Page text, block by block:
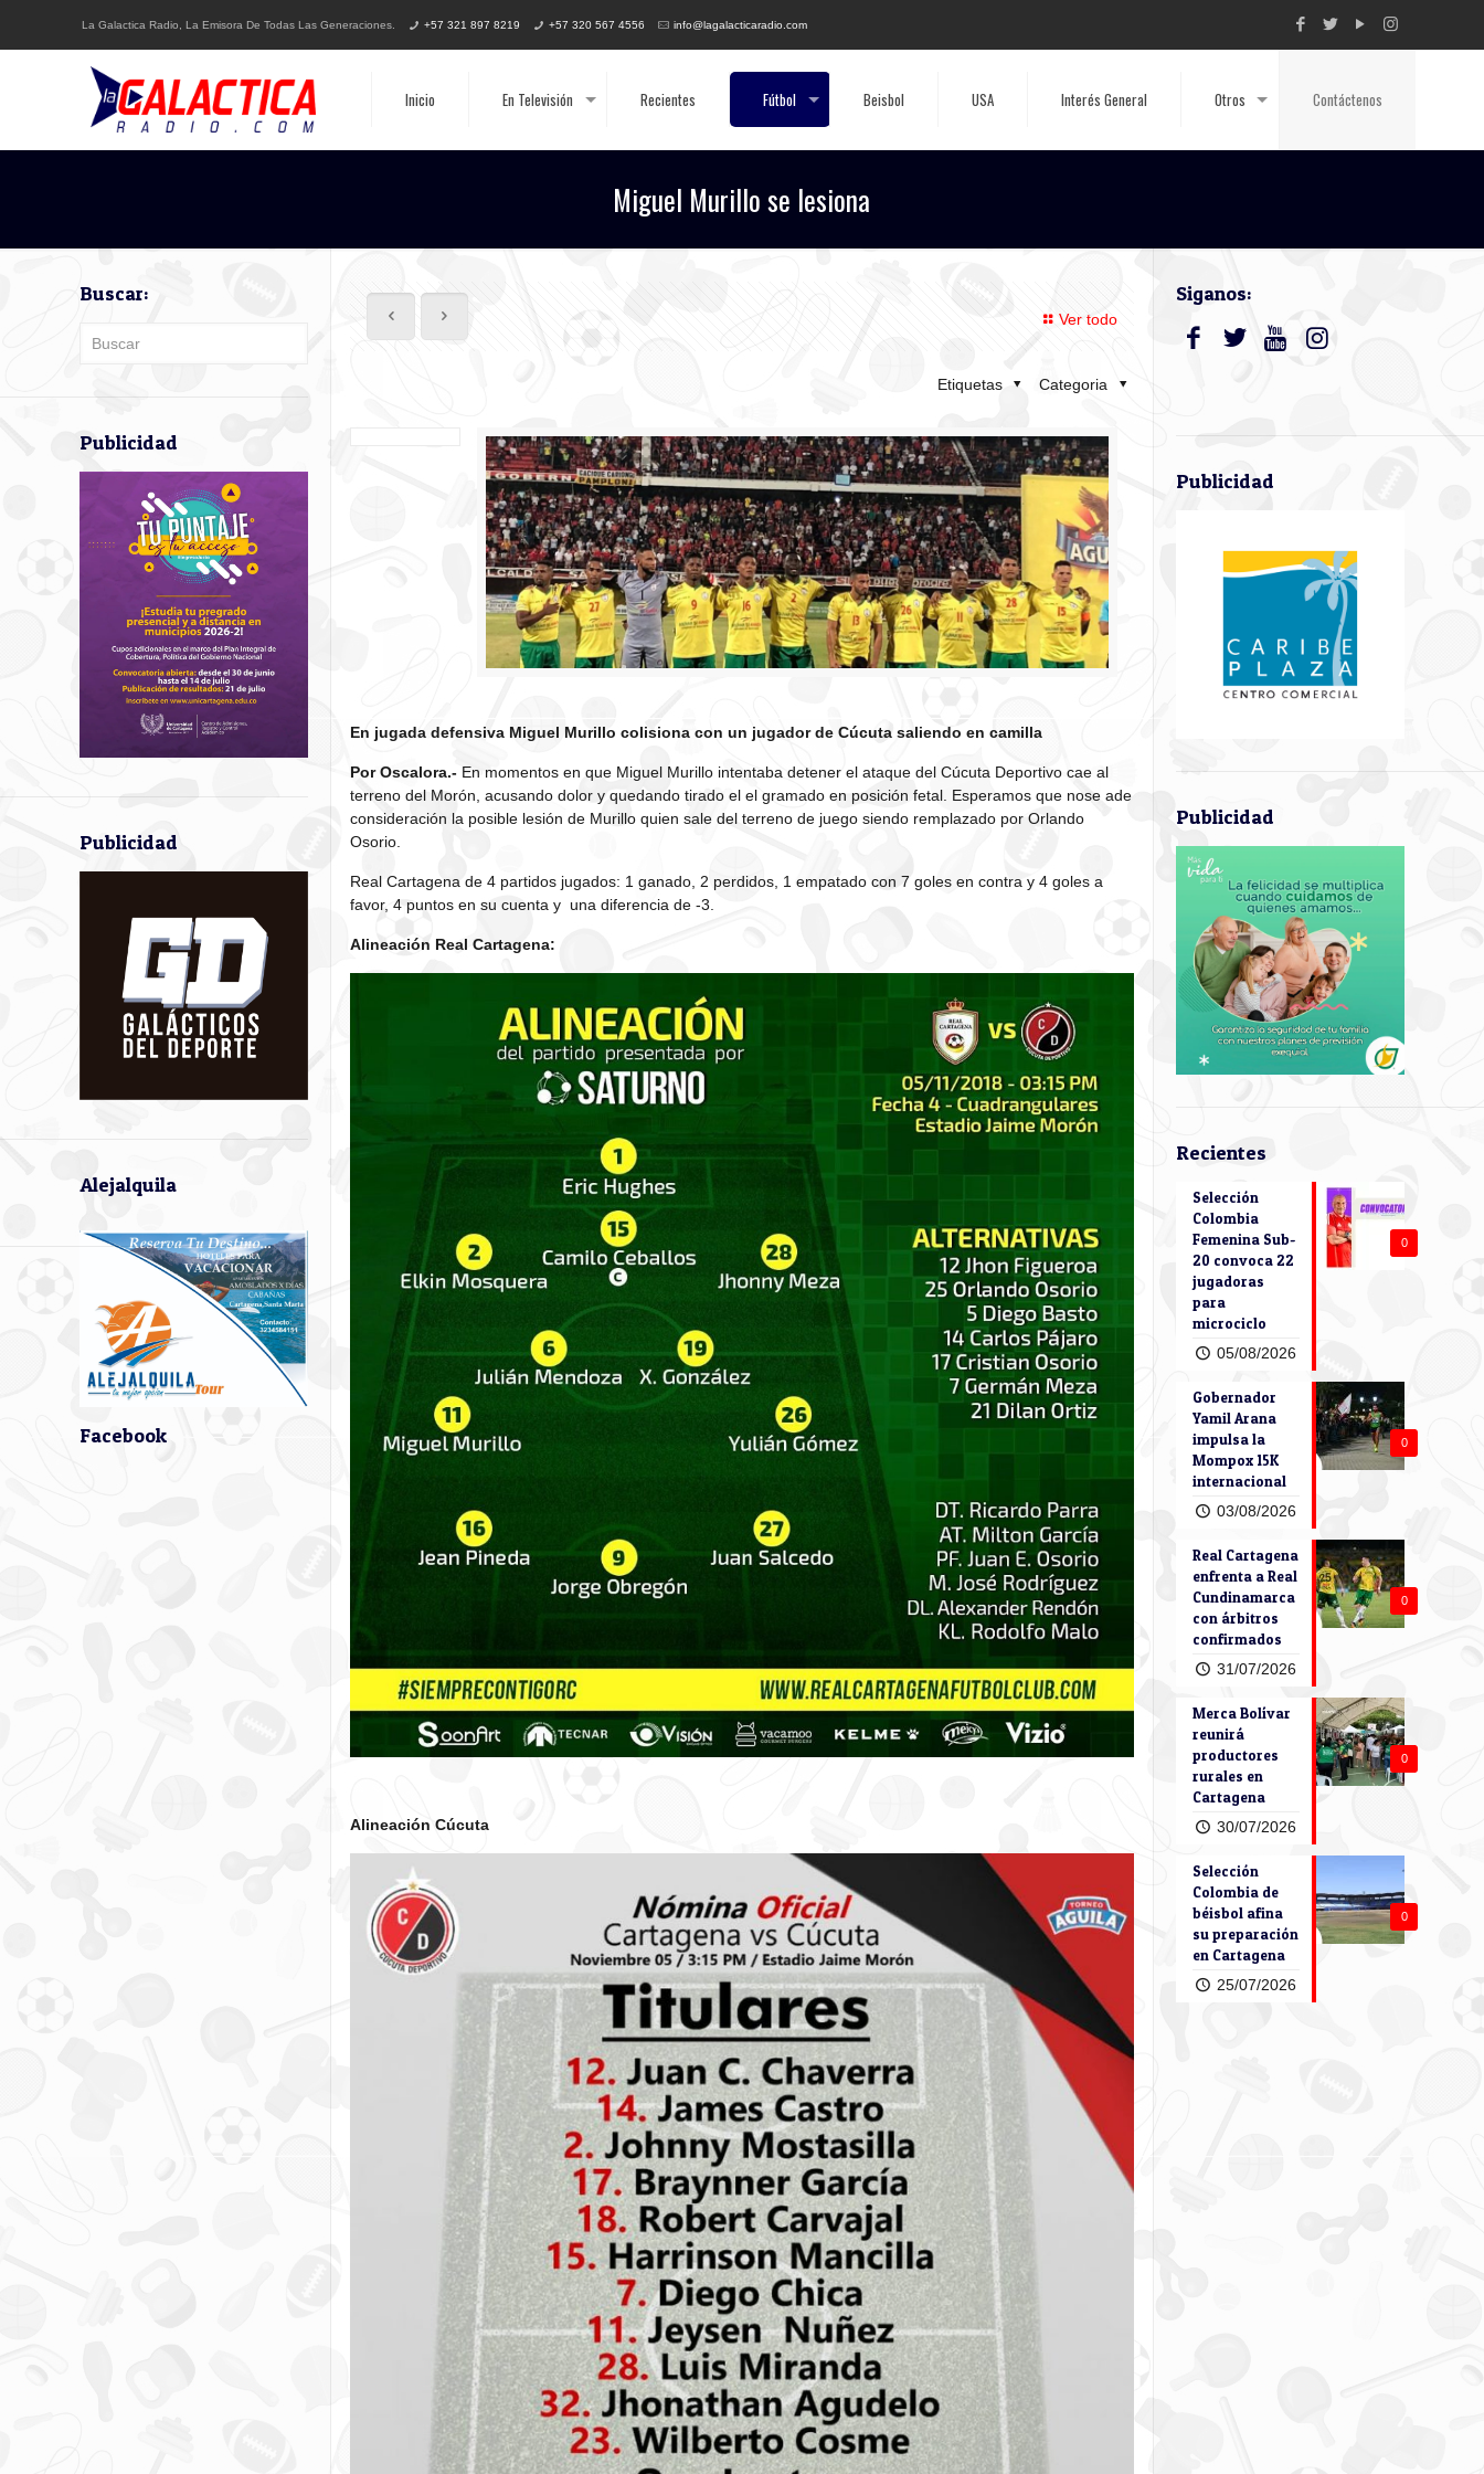
La Galactica Radio, La Emisora De Todas Las Generaciones. +57 321 897 8219 +57 320 567 4556 info@lagalacticaradio.com
Inicio En Televisión Recientes Fútbol Beisbol USA Interés General Otros Contáctenos
Miguel Murillo se lesiona
Ver todo
Categoria
Etiquetas
En jugada defensiva Miguel Murillo colisiona con un jugador de Cúcuta saliendo en camilla
Por Oscalora.- En momentos en que Miguel Murillo intentaba detener el ataque del Cúcuta Deportivo cae al
terreno del Morón, acusando dolor y quedando tirado el el gramado en posición fetal. Esperamos que nose ade
consideración la posible lesión de Murillo quien sale del terreno de juego siendo remplazado por Orlando
Osorio.
Real Cartagena de 4 partidos jugados: 1 ganado, 2 perdidos, 1 empatado con 7 goles en contra y 4 goles a
favor, 4 puntos en su cuenta y una diferencia de -3.
Alineación Real Cartagena:
Alineación Cúcuta
Buscar:
Publicidad
Publicidad
Alejalquila
Facebook
Siganos:
Publicidad
Publicidad
Recientes
0
Selección
Colombia
Femenina Sub-
20 convoca 22
jugadoras
para
microciclo
05/08/2026
0
Gobernador
Yamil Arana
impulsa la
Mompox 15K
internacional
03/08/2026
0
Real Cartagena
enfrenta a Real
Cundinamarca
con árbitros
confirmados
31/07/2026
0
Merca Bolívar
reunirá
productores
rurales en
Cartagena
30/07/2026
0
Selección
Colombia de
béisbol afina
su preparación
en Cartagena
25/07/2026